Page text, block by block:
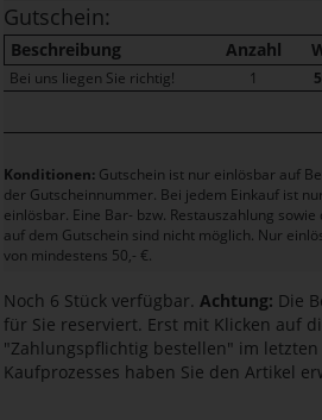
Gutschein:
Beschreibung Anzahl
Bei uns liegen Sie richtig! 1
Konditionen: Gutschein ist nur einlösbar auf
der Gutscheinnummer. Bei jedem Einkauf ist
einlösbar. Eine Bar- bzw. Restauszahlung
auf dem Gutschein sind nicht möglich. Nur
von mindestens 50,- €.
Noch 6 Stück verfügbar. Achtung: Die
für Sie reserviert. Erst mit Klicken auf
"Zahlungspflichtig bestellen" im letzten
Kaufprozesses haben Sie den Artikel